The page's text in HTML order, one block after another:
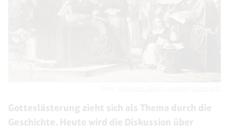
Gotteslästerung zieht sich als Thema durch die
Geschichte. Heute wird die Diskussion über